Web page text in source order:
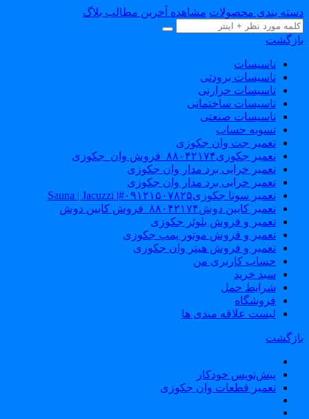
بندی محصولات مشاهده آخرین مطالب بلاگ
تاسیسات
تاسیسات برودتی
تاسیسات حرارتی
تاسیسات ساختمانی
تاسیسات صنعتی
تسویه حساب
تعمیر جت وان جکوزی
تعمیر جکوزی۸۸۰۴۲۱۷۴_فروش وان_جکوزی
تعمیر خرابی برد مدار وان جکوزی
تعمیر خرابی برد مدار وان جکوزی
تعمیر سونا جکوزی۰۹۱۲۱۵۰۷۸۲۵#| Sauna | Jacuzzi
تعمیر کابین دوش۸۸۰۴۲۱۷۴_فروش کابین دوش
تعمیر و فروش بلوئر جکوزی
تعمیر و فروش موتور پمپ جکوزی
تعمیر و فروش هیتر وان جکوزی
حساب کاربری من
سبد خرید
شرایط حمل
فروشگاه
لیست علاقه مندی ها
پیش‌نویس خودکار
تعمیر قطعات وان جکوزی